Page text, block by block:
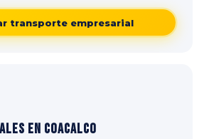
transporte empresarial
en Coacalco